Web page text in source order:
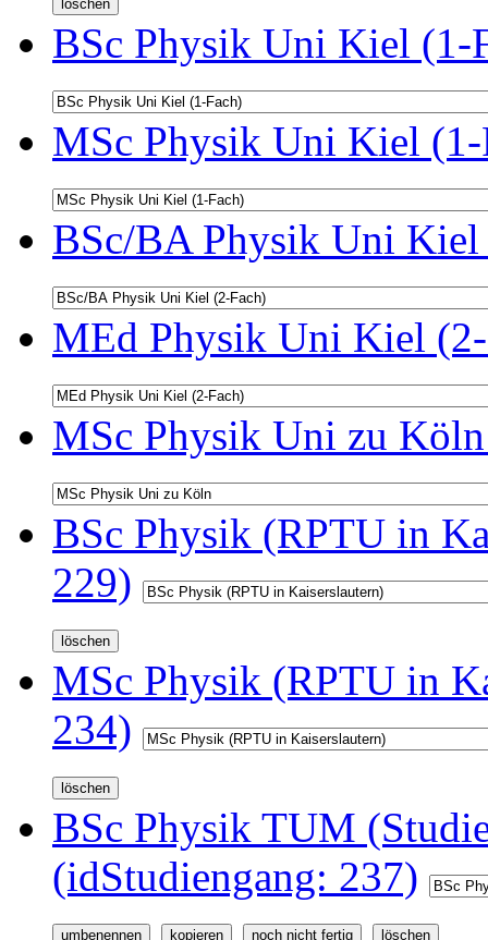
BSc Physik Uni Kiel (1-
MSc Physik Uni Kiel
BSc/BA Physik Uni Kiel
MEd Physik Uni Kiel
MSc Physik Uni zu
BSc Physik (RPTU in
229)
MSc Physik (RPTU in
234)
BSc Physik TUM
(idStudiengang: 237)